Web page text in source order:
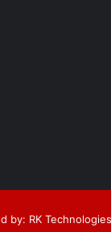
by: RK